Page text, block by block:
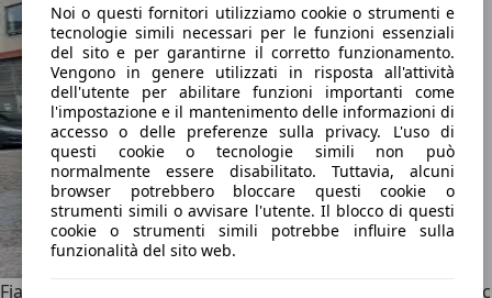
Noi o questi fornitori utilizziamo cookie o strumenti e
tecnologie simili necessari per le funzioni essenziali
del sito e per garantirne il corretto funzionamento.
Vengono in genere utilizzati in risposta all'attività
dell'utente per abilitare funzioni importanti come
l'impostazione e il mantenimento delle informazioni di
accesso o delle preferenze sulla privacy. L'uso di
questi cookie o tecnologie simili non può
normalmente essere disabilitato. Tuttavia, alcuni
browser potrebbero bloccare questi cookie o
strumenti simili o avvisare l'utente. Il blocco di questi
cookie o strumenti simili potrebbe influire sulla
funzionalità del sito web.
Fiat Multipla
Multipla II 2004 1.6 16v natural power Dynamic